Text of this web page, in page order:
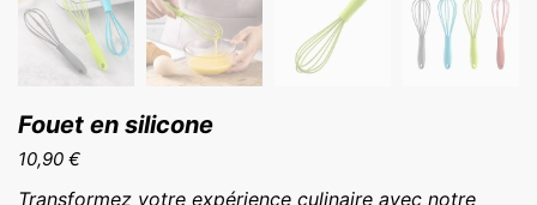
Fouet en silicone
10,90 €
Transformez votre expérience culinaire avec notre